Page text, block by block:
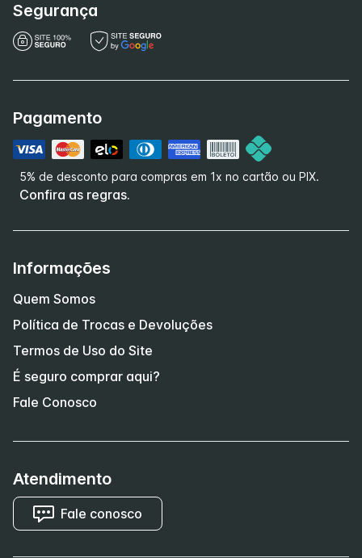
Segurança
Pagamento
5% de desconto para compras em 1x no cartão ou PIX.
Confira as regras.
Informações
Quem Somos
Política de Trocas e Devoluções
Termos de Uso do Site
É seguro comprar aqui?
Fale Conosco
Atendimento
Fale conosco